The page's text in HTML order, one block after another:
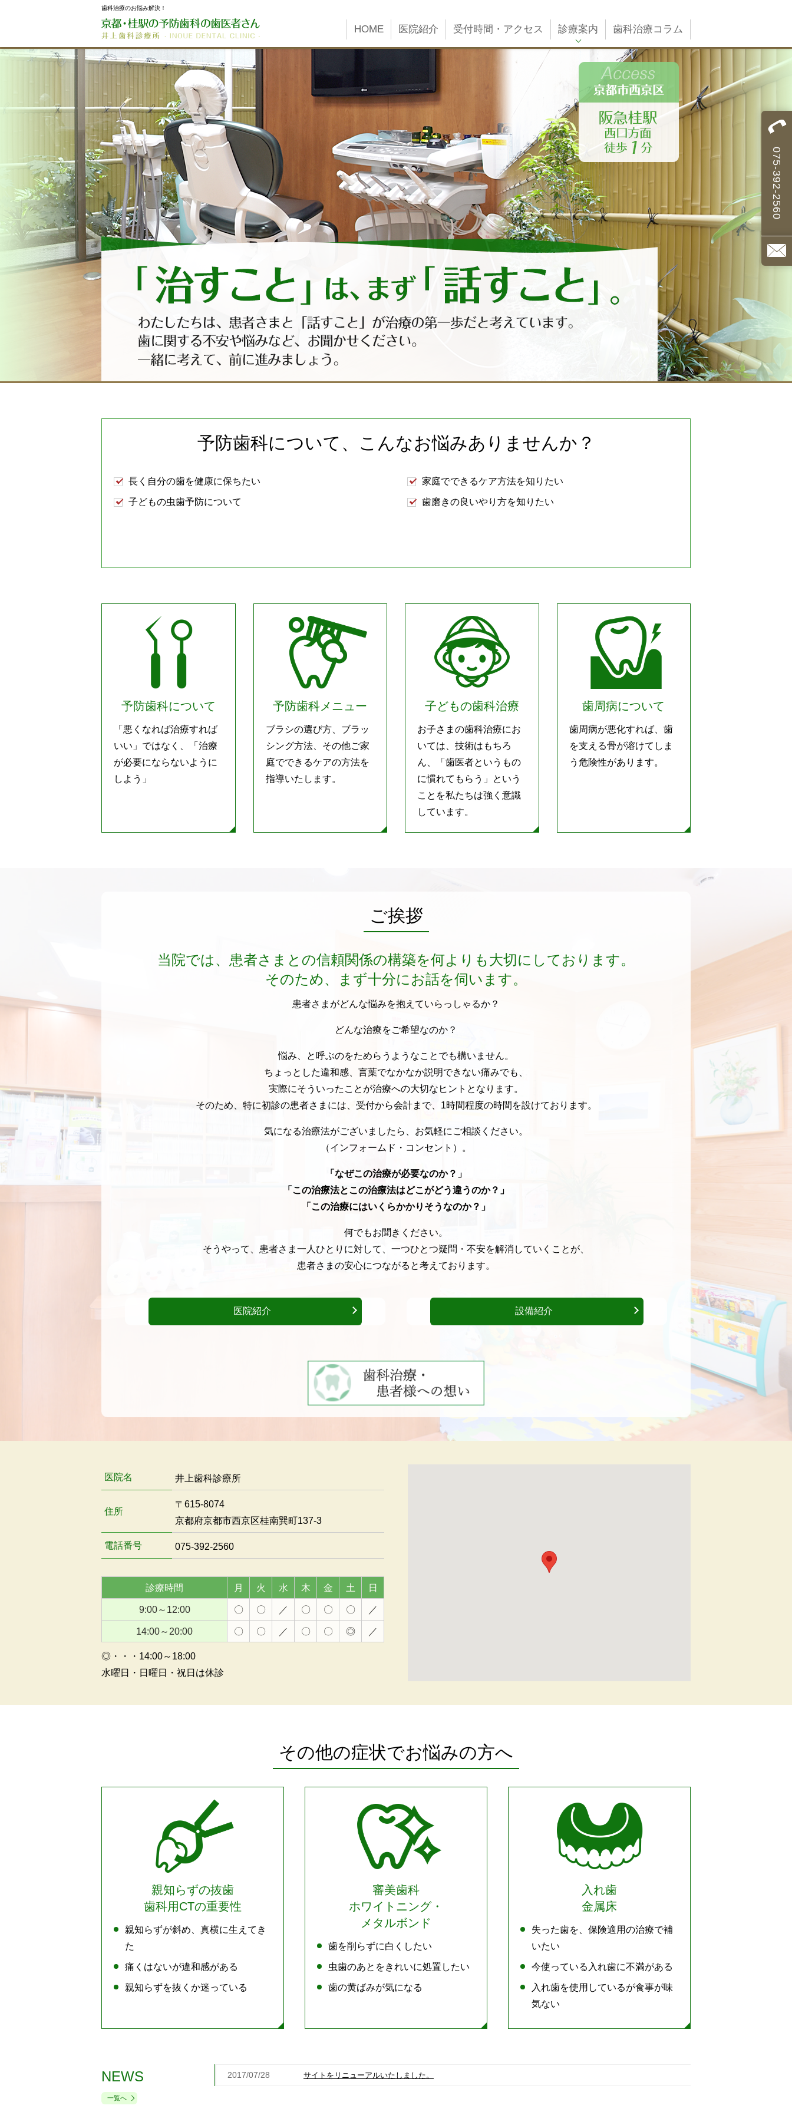
歯科治療のお悩み解決！
075-392-2560
HOME 医院紹介 受付時間・アクセス 診療案内 歯科治療コラム
予防歯科について、 こんなお悩みありませんか？
長く自分の歯を健康に保ちたい 家庭でできるケア方法を知りたい
子どもの虫歯予防について 歯磨きの良いやり方を知りたい
予防歯科について
「悪くなれば治療すれば
いい」ではなく、「治療
が必要にならないように
しよう」
予防歯科メニュー
ブラシの選び方、ブラッ
シング方法、その他ご家
庭でできるケアの方法を
指導いたします。
子どもの歯科治療
お子さまの歯科治療にお
いては、技術はもちろ
ん、「歯医者というもの
に慣れてもらう」という
ことを私たちは強く意識
しています。
歯周病について
歯周病が悪化すれば、歯
を支える骨が溶けてしま
う危険性があります。
ご挨拶
当院では、患者さまとの信頼関係の構築を何よりも大切にしております。
そのため、まず十分にお話を伺います。
患者さまがどんな悩みを抱えていらっしゃるか？
どんな治療をご希望なのか？
悩み、と呼ぶのをためらうようなことでも構いません。
ちょっとした違和感、言葉でなかなか説明できない痛みでも、
実際にそういったことが治療への大切なヒントとなります。
そのため、特に初診の患者さまには、受付から会計まで、1時間程度の時間を設けております。
気になる治療法がございましたら、お気軽にご相談ください。
（インフォームド・コンセント）。
「なぜこの治療が必要なのか？」
「この治療法とこの治療法はどこがどう違うのか？」
「この治療にはいくらかかりそうなのか？」
何でもお聞きください。
そうやって、患者さま一人ひとりに対して、一つひとつ疑問・不安を解消していくことが、
患者さまの安心につながると考えております。
医院紹介 設備紹介
医院名 井上歯科診療所
住所
〒615-8074
京都府京都市西京区桂南巽町137-3
電話番号 075-392-2560
診療時間 月 火 水 木 金 土 日
9:00～12:00 〇 〇 ／ 〇 〇 〇 ／
14:00～20:00 〇 〇 ／ 〇 〇 ◎ ／
◎・・・14:00～18:00
水曜日・日曜日・祝日は休診
その他の症状でお悩みの方へ
親知らずの抜歯
歯科用CTの重要性
親知らずが斜め、真横に生えてき
た
痛くはないが違和感がある
親知らずを抜くか迷っている
審美歯科
ホワイトニング・
メタルボンド
歯を削らずに白くしたい
虫歯のあとをきれいに処置したい
歯の黄ばみが気になる
入れ歯
金属床
失った歯を、保険適用の治療で補
いたい
今使っている入れ歯に不満がある
入れ歯を使用しているが食事が味
気ない
NEWS
一覧へ
2017/07/28 サイトをリニューアルいたしました。